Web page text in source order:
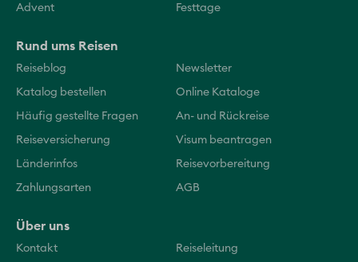
Advent Festtage
Rund ums Reisen
Reiseblog Newsletter
Katalog bestellen Online Kataloge
Häufig gestellte Fragen An- und Rückreise
Reiseversicherung Visum beantragen
Länderinfos Reisevorbereitung
Zahlungsarten AGB
Über uns
Kontakt Reiseleitung